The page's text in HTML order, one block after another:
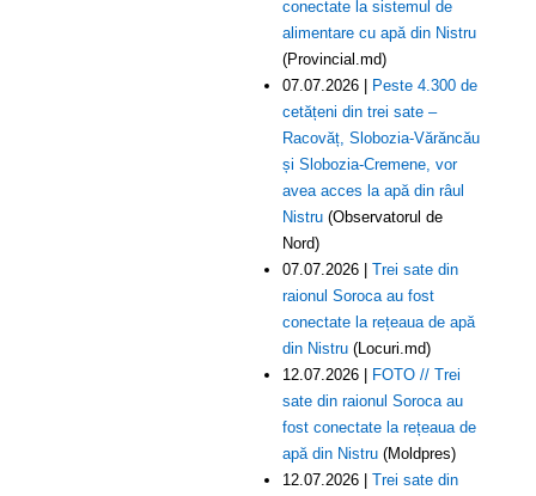
conectate la sistemul de
alimentare cu apă din Nistru
(Provincial.md)
07.07.2026 |
Peste 4.300 de
cetățeni din trei sate –
Racovăț, Slobozia-Vărăncău
și Slobozia-Cremene, vor
avea acces la apă din râul
Nistru(Observatorul de
Nord)
07.07.2026 | Trei sate din
raionul Soroca au fost
conectate la rețeaua de apă
din Nistru(Locuri.md)
12.07.2026 |
FOTO // Trei
sate din raionul Soroca au
fost conectate la rețeaua de
apă din Nistru(Moldpres)
12.07.2026 | Trei sate din